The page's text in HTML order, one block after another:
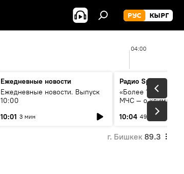
РУС КЫРГ
04:00
Ежедневные новости
Ежедневные новости. Выпуск
10:00
10:01 3 мин
Радио Sputnik
«Более 1200 сёл в
МЧС — о климате,
системе
населения
10:04 49 мин
г. Бишкек 89.3